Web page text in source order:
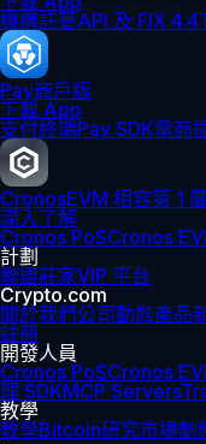
機構託管API 及 FIX 4.4
Pay商戶版
下載 App
支付終端Pay SDK電商
CronosEVM 相容第 1 層
深入了解
Cronos PoSCronos
計劃
聯盟莊家VIP 平台
Crypto.com
關於我們公司動態產品
註冊
開發人員
Cronos PoSCronos
理 SDKMCP Servers
教學
教學Bitcoin研究市場動